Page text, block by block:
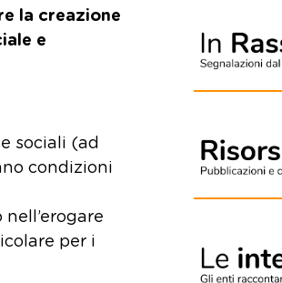
la creazione
e
sociali (ad
condizioni
nell’erogare
per i